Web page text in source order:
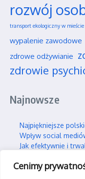
Cenimy
rozwój
transport ekologiczny w mieście
wypalenie zawodowe
zdrowe odżywianie
zdrowie
Najnowsze
Najpiękniejsze
Wpływ social
Jak efektywnie i
Gdzie można